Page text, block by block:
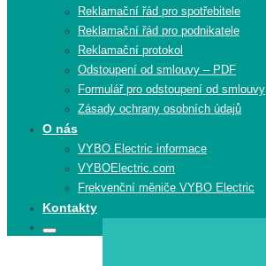
Reklamační řád pro spotřebitele
Reklamační řád pro podnikatele
Reklamační protokol
Odstoupení od smlouvy – PDF
Formulář pro odstoupení od smlouvy
Zásady ochrany osobních údajů
O nás
VYBO Electric informace
VYBOElectric.com
Frekvenční měniče VYBO Electric
Kontakty
Search
Search